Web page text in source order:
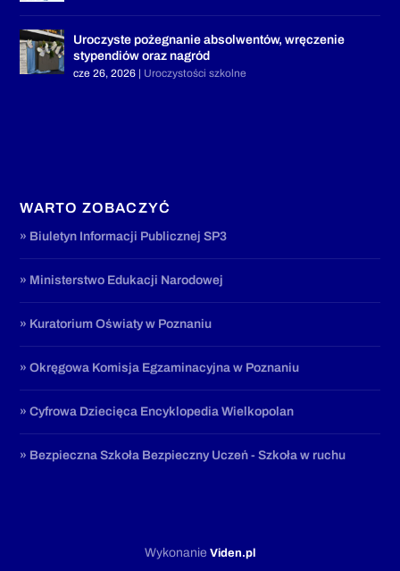
Uroczyste pożegnanie absolwentów, wręczenie
stypendiów oraz nagród
cze 26, 2026 | Uroczystości szkolne
WARTO ZOBACZYĆ
» Biuletyn Informacji Publicznej SP3
» Ministerstwo Edukacji Narodowej
» Kuratorium Oświaty w Poznaniu
» Okręgowa Komisja Egzaminacyjna w Poznaniu
» Cyfrowa Dziecięca Encyklopedia Wielkopolan
» Bezpieczna Szkoła Bezpieczny Uczeń - Szkoła w ruchu
Wykonanie Viden.pl